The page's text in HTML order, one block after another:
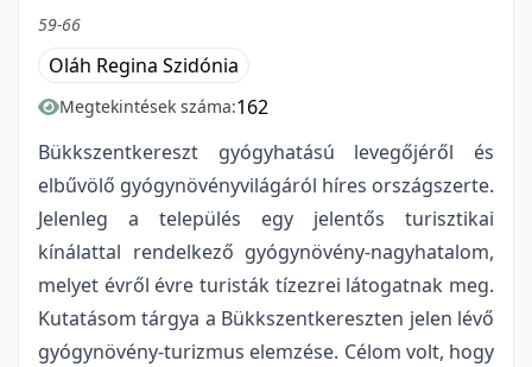
59-66
Oláh Regina Szidónia
Megtekintések száma:162
Bükkszentkereszt gyógyhatású levegőjéről és
elbűvölő gyógynövényvilágáról híres országszerte.
Jelenleg a település egy jelentős turisztikai
kínálattal rendelkező gyógynövény-nagyhatalom,
melyet évről évre turisták tízezrei látogatnak meg.
Kutatásom tárgya a Bükkszentkereszten jelen lévő
gyógynövény-turizmus elemzése. Célom volt, hogy